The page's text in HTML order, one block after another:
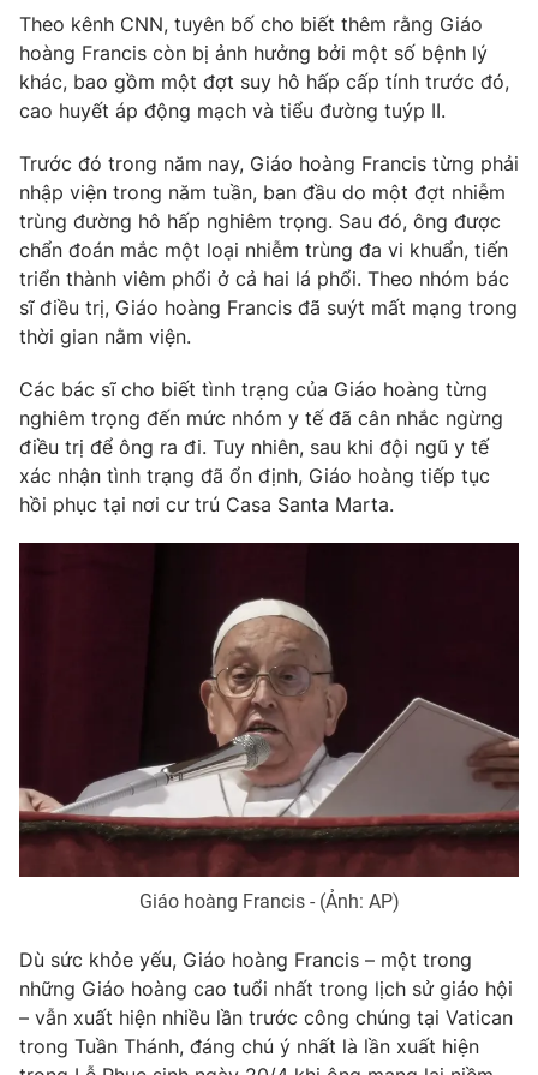
Nhân vật
Khán giả
Điện ảnh
Âm nhạc
Sao
Đời sống
Du lịch
Chất lượng cuộc sống
Giáo dục
Tuyển sinh
Học trực tuyến
Công nghệ
Hitech Công nghệ tương lai
Sản phẩm
Thị trường
Giao lưu trực tuyến
Lịch phát sóng
Chuyên mục khác
Emagazine Podcast
Photo Infographic
VTV Thể thao
Bất động sản
Thị trường 24h Tấm lòng Việt
Vươn mình bằng AI
Liên hệ tòa soạn English
Theo kênh CNN, tuyên bố cho biết thêm rằng Giáo
hoàng Francis còn bị ảnh hưởng bởi một số bệnh lý
khác, bao gồm một đợt suy hô hấp cấp tính trước đó,
cao huyết áp động mạch và tiểu đường tuýp II.
Trước đó trong năm nay, Giáo hoàng Francis từng phải
nhập viện trong năm tuần, ban đầu do một đợt nhiễm
trùng đường hô hấp nghiêm trọng. Sau đó, ông được
chẩn đoán mắc một loại nhiễm trùng đa vi khuẩn, tiến
triển thành viêm phổi ở cả hai lá phổi. Theo nhóm bác
sĩ điều trị, Giáo hoàng Francis đã suýt mất mạng trong
thời gian nằm viện.
Các bác sĩ cho biết tình trạng của Giáo hoàng từng
nghiêm trọng đến mức nhóm y tế đã cân nhắc ngừng
điều trị để ông ra đi. Tuy nhiên, sau khi đội ngũ y tế
xác nhận tình trạng đã ổn định, Giáo hoàng tiếp tục
hồi phục tại nơi cư trú Casa Santa Marta.
Giáo hoàng Francis - (Ảnh: AP)
Dù sức khỏe yếu, Giáo hoàng Francis – một trong
những Giáo hoàng cao tuổi nhất trong lịch sử giáo hội
– vẫn xuất hiện nhiều lần trước công chúng tại Vatican
trong Tuần Thánh, đáng chú ý nhất là lần xuất hiện